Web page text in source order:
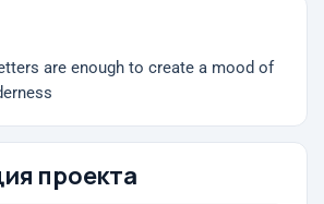
are enough to create a mood of
проекта